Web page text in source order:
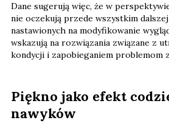
Dane sugerują więc, że w
nie oczekują przede wszystkim dalszej
nastawionych na modyfikowanie
wskazują na rozwiązania związane z
kondycji i zapobieganiem problemom
Piękno jako efekt
nawyków